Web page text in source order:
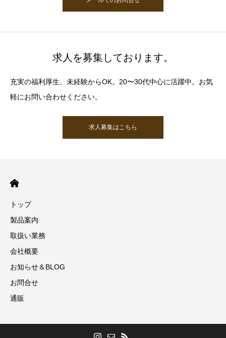
求人を募集しております。
充実の福利厚生。未経験からOK。20〜30代中心に活躍中。お気
軽にお問い合わせください。
求人募集はこちら
トップ
製品案内
取扱い業務
会社概要
お知らせ＆BLOG
お問合せ
通販